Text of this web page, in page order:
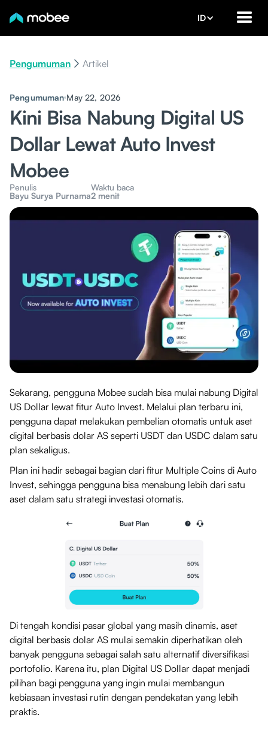
ID
Pengumuman Artikel
Pengumuman May 22, 2026
Kini Bisa Nabung Digital US
Dollar Lewat Auto Invest
Mobee
Penulis
Bayu Surya Purnama
Waktu baca
2 menit
Sekarang, pengguna Mobee sudah bisa mulai nabung Digital
US Dollar lewat fitur Auto Invest. Melalui plan terbaru ini,
pengguna dapat melakukan pembelian otomatis untuk aset
digital berbasis dolar AS seperti USDT dan USDC dalam satu
plan sekaligus.
Plan ini hadir sebagai bagian dari fitur Multiple Coins di Auto
Invest, sehingga pengguna bisa menabung lebih dari satu
aset dalam satu strategi investasi otomatis.
Di tengah kondisi pasar global yang masih dinamis, aset
digital berbasis dolar AS mulai semakin diperhatikan oleh
banyak pengguna sebagai salah satu alternatif diversifikasi
portofolio. Karena itu, plan Digital US Dollar dapat menjadi
pilihan bagi pengguna yang ingin mulai membangun
kebiasaan investasi rutin dengan pendekatan yang lebih
praktis.